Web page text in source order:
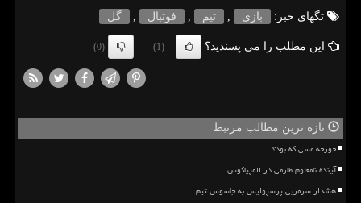
تگهای خبر:
بازی , تیم , فوتبال , گل
این مطلب را می پسندید؟ (1)
(0)
تازه ترین مطالب مرتبط
خورخه مسی که بود؟
آینده نامعلوم طارمی در المپیاکوس
هشدار سرمربی پرسپولیس به جاسوس تیم